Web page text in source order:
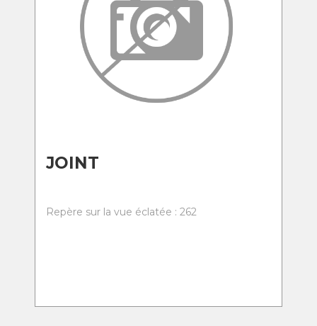
JOINT
Repère sur la vue éclatée : 262